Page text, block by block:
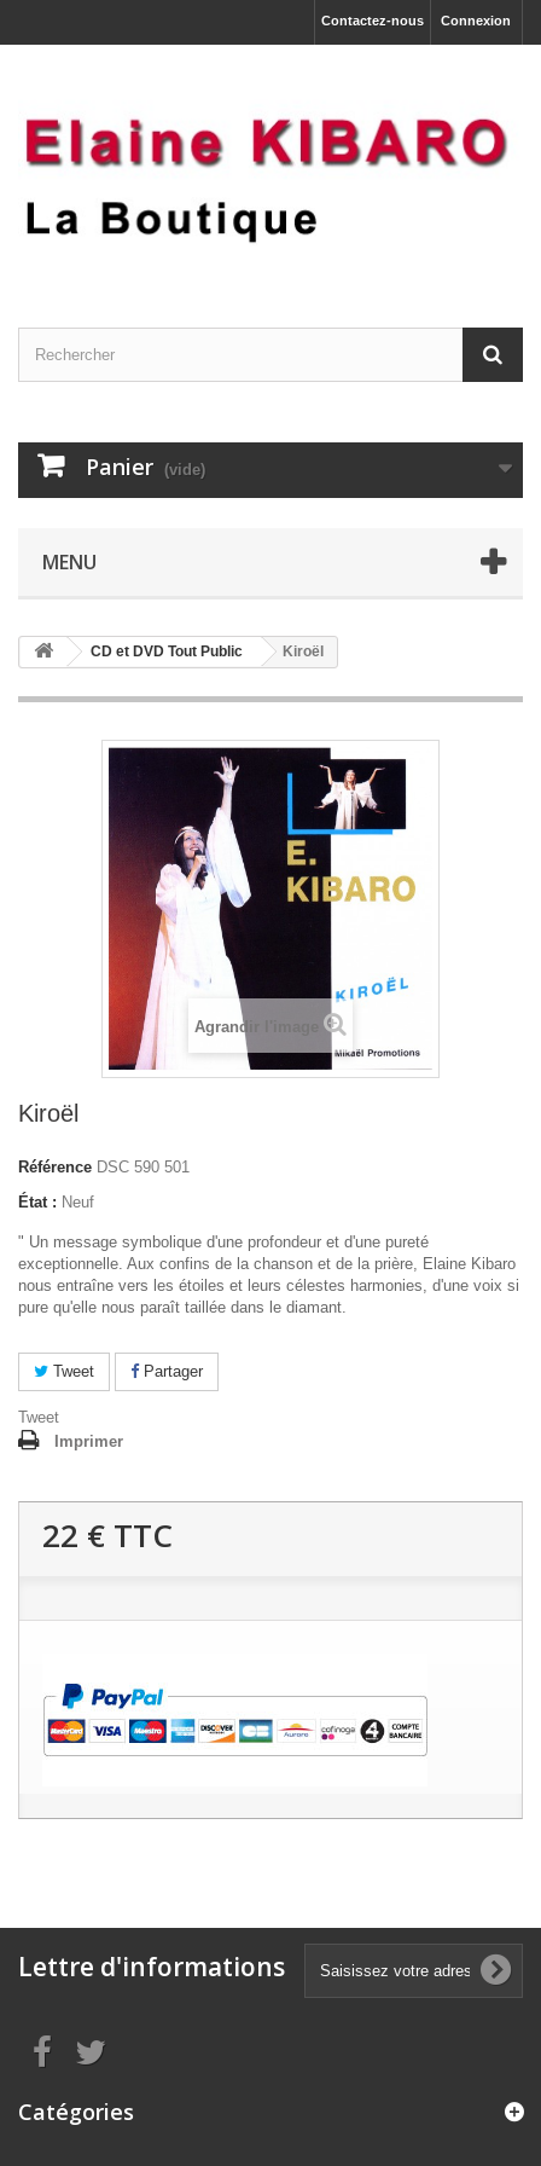
Connexion
Contactez-nous
Panier (vide)
MENU
CD et DVD Tout Public Kiroël
Agrandir l'image
Kiroël
Référence DSC 590 501
État : Neuf
" Un message symbolique d'une profondeur et d'une pureté
exceptionnelle. Aux confins de la chanson et de la prière, Elaine Kibaro
nous entraîne vers les étoiles et leurs célestes harmonies, d'une voix si
pure qu'elle nous paraît taillée dans le diamant.
Tweet Partager
Tweet
Imprimer
22 € TTC
Lettre d'informations
Catégories